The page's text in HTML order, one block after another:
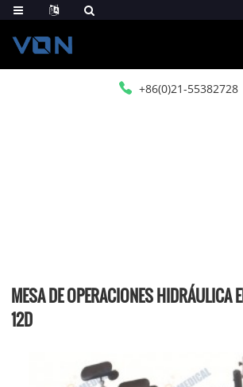
+86(0)21-55382728
MESA DE OPERACIONES HIDRÁULICA
12D